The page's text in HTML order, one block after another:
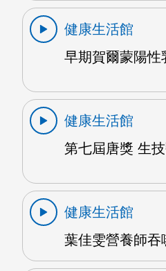
健康生活館
早期賀爾蒙陽性
健康生活館
第七屆唐獎 生
健康生活館
葉佳雯營養師吞